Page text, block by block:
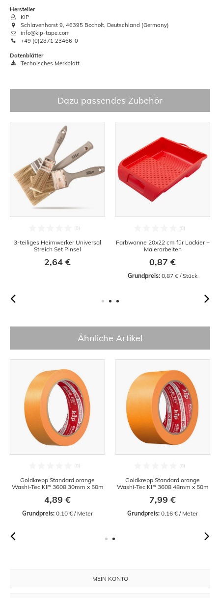
Hersteller
KIP
Schlavenhorst 9, 46395 Bocholt, Deutschland (Germany)
info@kip-tape.com
+49 (0)2871 23466-0
Datenblätter
Technisches Merkblatt
Dazu passendes Zubehör
3-teiliges Heimwerker Universal
Streich Set Pinsel
2,64 €
Farbwanne 20x22 cm für Lackier +
Malerarbeiten
0,87 €
Grundpreis: 0,87 € / Stück
Ähnliche Artikel
Goldkrepp Standard orange
Washi-Tec KIP 3608 30mm x 50m
4,89 €
Grundpreis: 0,10 € / Meter
Goldkrepp Standard orange
Washi-Tec KIP 3608 48mm x 50m
7,99 €
Grundpreis: 0,16 € / Meter
MEIN KONTO